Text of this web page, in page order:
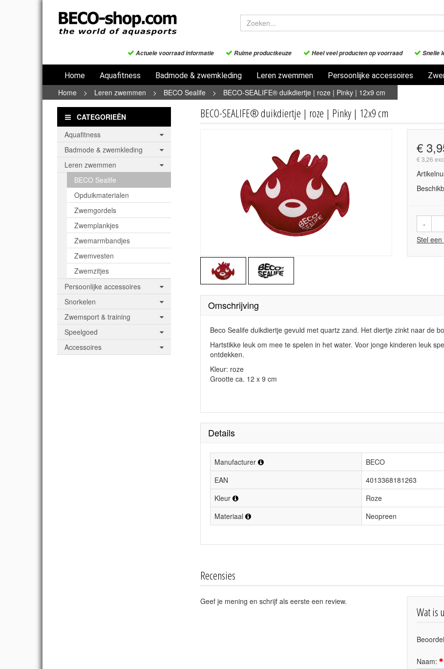
Actuele voorraad informatie Ruime productkeuze Heel veel producten op voorraad Snelle
Home Aquafitness Badmode & zwemkleding Leren zwemmen Persoonlijke accessoires
Home > Leren zwemmen > BECO Sealife > BECO-SEALIFE® duikdiertje | roze | Pinky | 12x9 cm
CATEGORIEËN
Aquafitness
Badmode & zwemkleding
Leren zwemmen
BECO Sealife
Opduikmaterialen
Zwemgordels
Zwemplankjes
Zwemarmbandjes
Zwemvesten
Zwemzitjes
Persoonlijke accessoires
Snorkelen
Zwemsport & training
Speelgoed
Accessoires
BECO-SEALIFE® duikdiertje | roze | Pinky | 12x9 cm
€
€ 3,26
-
Stel
Omschrijving
Beco Sealife duikdiertje gevuld met quartz zand. Het diertje zinkt naar de
Hartstikke leuk om mee te spelen in het water. Voor jonge kinderen leuk
ontdekken.
Kleur: roze
Grootte ca. 12 x 9 cm
Details
Manufacturer
BECO
EAN
4013368181263
Kleur
Roze
Materiaal
Neopreen
Recensies
Geef je mening en schrijf als eerste een review.
Wat is
Naam: